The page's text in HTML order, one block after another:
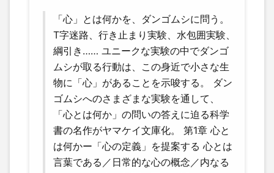
「心」とは何かを、ダンゴムシに問う。
T字迷路、行き止まり実験、水包囲実験、
綱引き…… ユニークな実験の中でダンゴ
ムシが取る行動は、この身近で小さな生
物に「心」があることを示唆する。 ダン
ゴムシへのさまざまな実験を通して、
「心とは何か」の問いの答えに迫る科学
書の名作がヤマケイ文庫化。 第1章 心と
は何かー「心の定義」を提案する 心とは
言葉である／日常的な心の概念／内なる